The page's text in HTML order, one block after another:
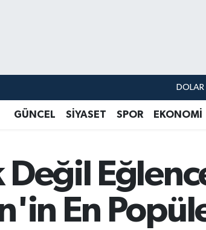
DOLAR
EURO
BITCOIN
GÜNCEL SİYASET SPOR EKONOMİ
Değil
En